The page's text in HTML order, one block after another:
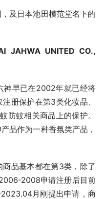
及日本池田模范堂名下的
JAHWA UNITED CO.,
神早已在2002年就已经将
册保护在第3类化妆品、
防蚊相关商品上的保护。
品作为一种香氛类产品，
品基本都在第3类，除了
2008申请注册后目前
月刚提出申请，商